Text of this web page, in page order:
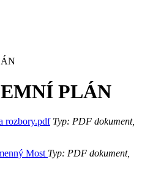
PLÁN
rozbory.pdfTyp: PDF dokument,
Most Typ: PDF dokument,